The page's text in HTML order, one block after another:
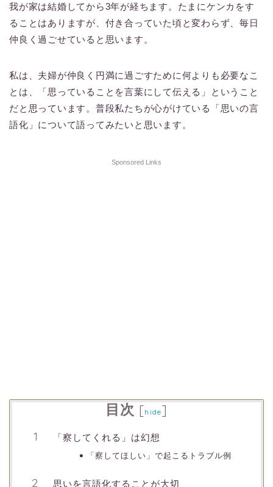
我が家は結婚してから3年が経ちます。たまにケンカをす
ることはありますが、付き合っていた頃と変わらず、毎日
仲良く過ごせていると思います。
私は、夫婦が仲良く円満に過ごすために何よりも必要なこ
とは、「思っていることを言葉にして伝える」ということ
だと思っています。普段私たちが心がけている「思いの言
語化」について語ってみたいと思います。
Sponsored Links
目次 [hide]
「察してくれる」は幻想
「察してほしい」で起こるトラブル例
思いを言語化することが大切